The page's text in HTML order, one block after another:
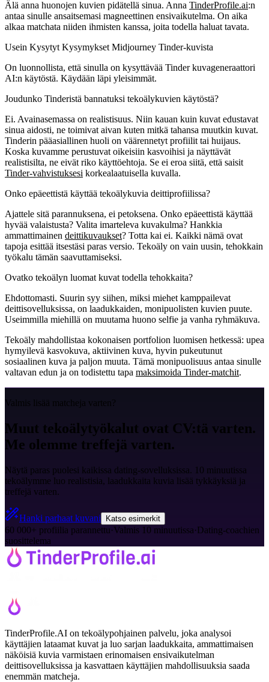
Älä anna huonojen kuvien pidätellä sinua. Anna TinderProfile.ai:n
antaa sinulle ansaitsemasi magneettinen ensivaikutelma. On aika
alkaa matchata niiden ihmisten kanssa, joita todella haluat tavata.
Usein Kysytyt Kysymykset Midjourney Tinder-kuvista
On luonnollista, että sinulla on kysyttävää Tinder kuvageneraattori
AI:n käytöstä. Käydään läpi yleisimmät.
Joudunko Tinderistä bannatuksi tekoälykuvien käytöstä?
Ei. Avainasemassa on realistisuus. Niin kauan kuin kuvat edustavat
sinua aidosti, ne toimivat aivan kuten mitkä tahansa muutkin kuvat.
Tinderin pääasiallinen huoli on väärennetyt profiilit tai huijaus.
Koska kuvamme perustuvat oikeisiin kasvoihisi ja näyttävät
realistisilta, ne eivät riko käyttöehtoja. Se ei eroa siitä, että saisit
Tinder-vahvistuksesi korkealaatuisella kuvalla.
Onko epäeettistä käyttää tekoälykuvia deittiprofiilissa?
Ajattele sitä parannuksena, ei petoksena. Onko epäeettistä käyttää
hyvää valaistusta? Valita imarteleva kuvakulma? Hankkia
ammattimainen deittikuvaukset? Totta kai ei. Kaikki nämä ovat
tapoja esittää itsestäsi paras versio. Tekoäly on vain uusin, tehokkain
työkalu tämän saavuttamiseksi.
Ovatko tekoälyn luomat kuvat todella tehokkaita?
Ehdottomasti. Suurin syy siihen, miksi miehet kamppailevat
deittisovelluksissa, on laadukkaiden, monipuolisten kuvien puute.
Useimmilla miehillä on muutama huono selfie ja vanha ryhmäkuva.
Tekoäly mahdollistaa kokonaisen portfolion luomisen hetkessä: upea
hymyilevä kasvokuva, aktiivinen kuva, hyvin pukeutunut
sosiaalinen kuva ja paljon muuta. Tämä monipuolisuus antaa sinulle
valtavan edun ja on todistettu tapa maksimoida Tinder-matchit.
Valmis lisää matcheja varten?
Muut tekoälytyökalut ovat CV:tä varten.
Me olemme treffejä varten.
Näytä paras puolesi kaikissa dating-sovelluksissa. 10 minuutissa
tekoälymme luo realistisia, laadukkaita kuvia lisää tykkäyksiä ja
treffejä varten.
Hanki parhaat kuvani Katso esimerkit
60 000+ profiilia parannettu·Valmis 10 minuutissa·Dating-coachien
suosittelema
TinderProfile.AI on tekoälypohjainen palvelu, joka analysoi
käyttäjien lataamat kuvat ja luo sarjan laadukkaita, ammattimaisen
näköisiä kuvia varmistaen erinomaisen ensivaikutelman
deittisovelluksissa ja kasvattaen käyttäjien mahdollisuuksia saada
enemmän matcheja.